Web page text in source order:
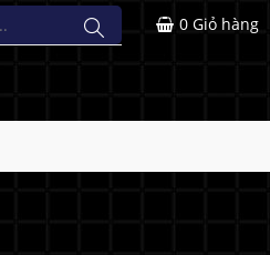
0 Giỏ hàng